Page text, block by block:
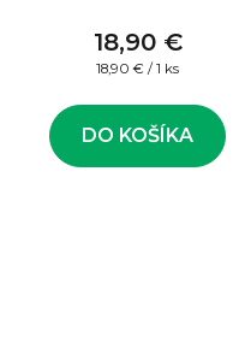
18,90 €
Jednotková
18,90 € / 1 ks
DO KOŠÍKA